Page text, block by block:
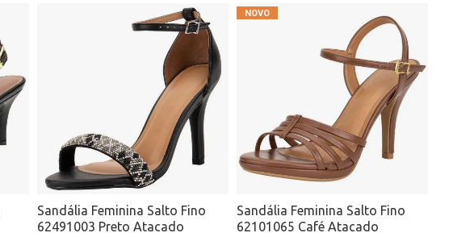
Sandália Feminina Salto Fino
62491003 Preto Atacado
Sandália Feminina Salto Fino
62101065 Café Atacado